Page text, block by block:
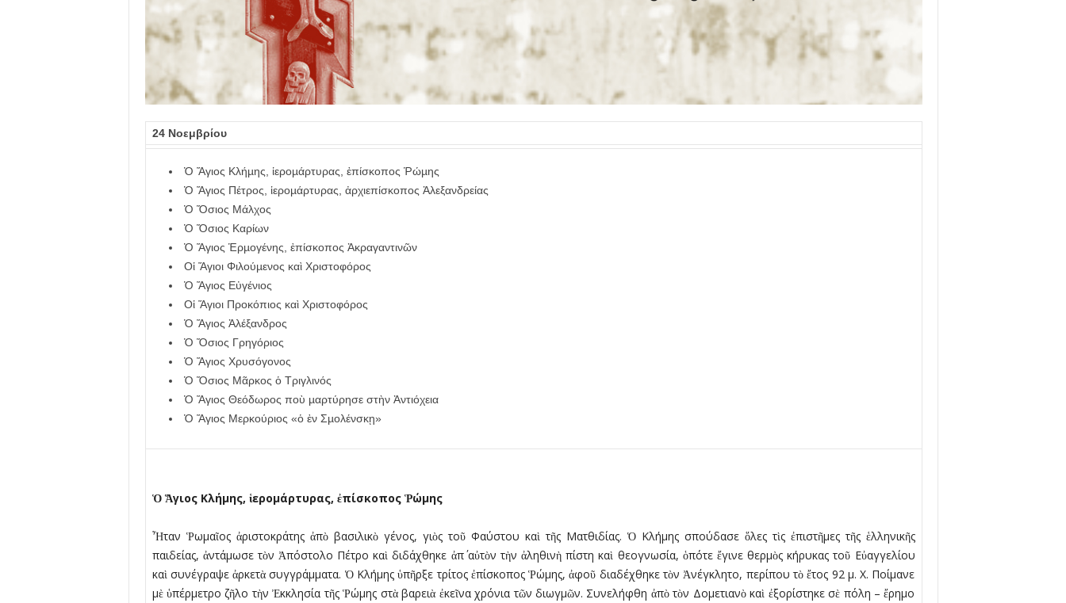
24 Νοεμβρίου
Ὁ Ἅγιος Κλήµης, ἱεροµάρτυρας, ἐπίσκοπος Ῥώµης
Ὁ Ἅγιος Πέτρος, ἱεροµάρτυρας, ἀρχιεπίσκοπος Ἀλεξανδρείας
Ὁ Ὅσιος Μάλχος
Ὁ Ὅσιος Καρίων
Ὁ Ἅγιος Ἑρµογένης, ἐπίσκοπος Ἀκραγαντινῶν
Οἱ Ἅγιοι Φιλούµενος καὶ Χριστοφόρος
Ὁ Ἅγιος Εὐγένιος
Οἱ Ἅγιοι Προκόπιος καὶ Χριστοφόρος
Ὁ Ἅγιος Ἀλέξανδρος
Ὁ Ὅσιος Γρηγόριος
Ὁ Ἅγιος Χρυσόγονος
Ὁ Ὅσιος Μᾶρκος ὁ Τριγλινός
Ὁ Ἅγιος Θεόδωρος ποὺ µαρτύρησε στὴν Ἀντιόχεια
Ὁ Ἅγιος Μερκούριος «ὁ ἐν Σµολένσκῃ»
Ὁ Ἅγιος Κλήµης, ἱεροµάρτυρας, ἐπίσκοπος Ῥώµης
Ἦταν Ῥωµαῖος ἀριστοκράτης ἀπὸ βασιλικὸ γένος, γιὸς τοῦ Φαύστου καὶ τῆς Ματθιδίας. Ὁ Κλήµης σπούδασε ὅλες τὶς ἐπιστῆµες τῆς ἑλληνικῆς
παιδείας, ἀντάµωσε τὸν Ἀπόστολο Πέτρο καὶ διδάχθηκε ἀπ΄ αὐτὸν τὴν ἀληθινὴ πίστη καὶ θεογνωσία, ὁπότε ἔγινε θερµὸς κήρυκας τοῦ Εὐαγγελίου
καὶ συνέγραψε ἀρκετὰ συγγράµµατα. Ὁ Κλήµης ὑπῆρξε τρίτος ἐπίσκοπος Ῥώµης, ἀφοῦ διαδέχθηκε τὸν Ἀνέγκλητο, περίπου τὸ ἔτος 92 µ. Χ. Ποίµανε
µὲ ὑπέρµετρο ζῆλο τὴν Ἐκκλησία τῆς Ῥώµης στὰ βαρειὰ ἐκεῖνα χρόνια τῶν διωγµῶν. Συνελήφθη ἀπὸ τὸν Δοµετιανὸ καὶ ἐξορίστηκε σὲ πόλη – ἔρηµο